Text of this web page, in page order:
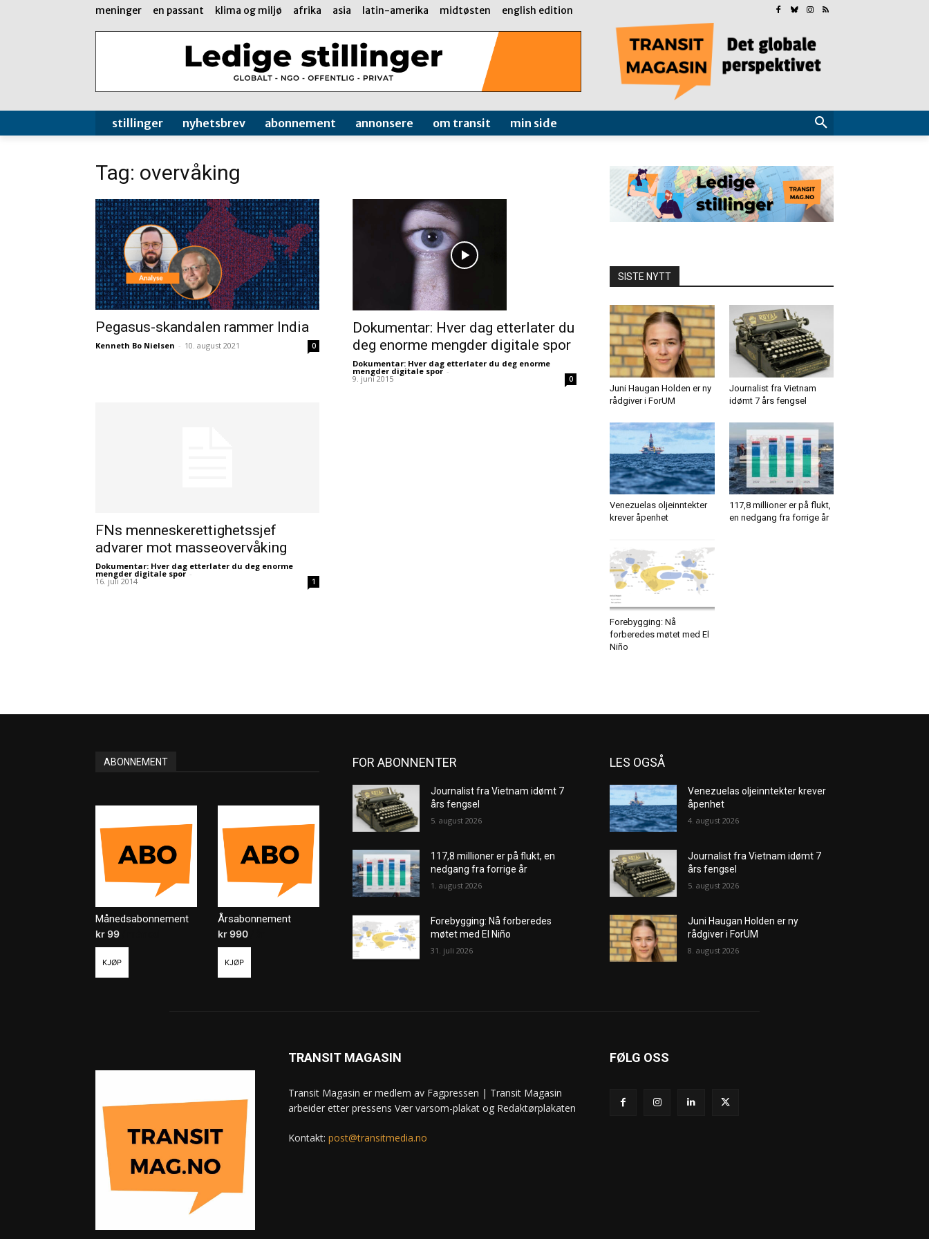
meninger en passant klima og miljø afrika asia latin-amerika midtøsten english edition
stillinger nyhetsbrev abonnement annonsere om transit min side
Tag: overvåking
Pegasus-skandalen rammer India
Kenneth Bo Nielsen - 10. august 2021 0
Dokumentar: Hver dag etterlater du
deg enorme mengder digitale spor
Dokumentar: Hver dag etterlater du deg enorme
mengder digitale spor -
9. juni 2015 0
FNs menneskerettighetssjef
advarer mot masseovervåking
Dokumentar: Hver dag etterlater du deg enorme
mengder digitale spor -
16. juli 2014 1
SISTE NYTT
Juni Haugan Holden er ny
rådgiver i ForUM
Journalist fra Vietnam
idømt 7 års fengsel
Venezuelas oljeinntekter
krever åpenhet
117,8 millioner er på flukt,
en nedgang fra forrige år
Forebygging: Nå
forberedes møtet med El
Niño
ABONNEMENT
Månedsabonnement
kr99
KJØP
Årsabonnement
kr990
KJØP
FOR ABONNENTER
Journalist fra Vietnam idømt 7
års fengsel
5. august 2026
117,8 millioner er på flukt, en
nedgang fra forrige år
1. august 2026
Forebygging: Nå forberedes
møtet med El Niño
31. juli 2026
LES OGSÅ
Venezuelas oljeinntekter krever
åpenhet
4. august 2026
Journalist fra Vietnam idømt 7
års fengsel
5. august 2026
Juni Haugan Holden er ny
rådgiver i ForUM
8. august 2026
TRANSIT MAGASIN
Transit Magasin er medlem av Fagpressen | Transit Magasin
arbeider etter pressens Vær varsom-plakat og Redaktørplakaten
Kontakt: post@transitmedia.no
FØLG OSS